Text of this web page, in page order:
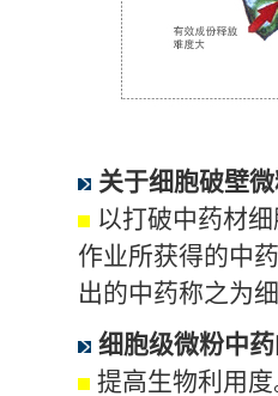
关于细胞破壁
以打破中药材
作业所获得的中
出的中药称之为
细胞级微粉中
提高生物利用